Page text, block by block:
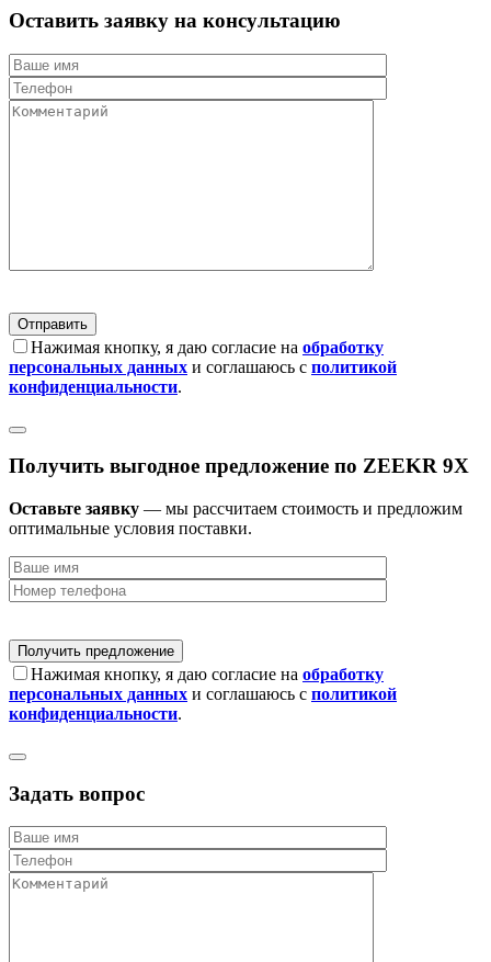
Оставить заявку на консультацию
Нажимая кнопку, я даю согласие на обработку
персональных данных и соглашаюсь с политикой
конфиденциальности.
Получить выгодное предложение по ZEEKR 9X
Оставьте заявку — мы рассчитаем стоимость и предложим
оптимальные условия поставки.
Нажимая кнопку, я даю согласие на обработку
персональных данных и соглашаюсь с политикой
конфиденциальности.
Задать вопрос